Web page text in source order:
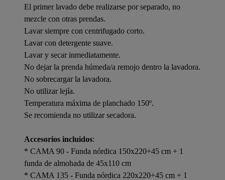
El primer lavado debe realizarse por separado, no
mezcle con otras prendas.
Lavar siempre con centrifugado corto.
Lavar con detergente suave.
Lavar y secar inmediatamente.
No dejar la prenda húmeda/a remojo dentro la lavadora.
No sobrecargar la lavadora.
No utilizar lejía.
Temperatura máxima de planchado 150º.
Se recomienda no utilizar secadora.
Accesorios incluidos:
* CAMA 90 - Funda nórdica 150x220+45 cm + 1
funda de almohada de 45x110 cm
* CAMA 135 - Funda nórdica 220x220+45 cm + 1